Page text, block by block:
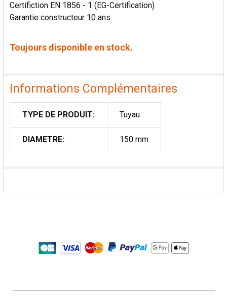
Certifiction EN 1856 - 1 (EG-Certification)
Garantie constructeur 10 ans
Toujours disponible en stock.
Informations Complémentaires
TYPE DE PRODUIT: Tuyau
DIAMETRE: 150 mm